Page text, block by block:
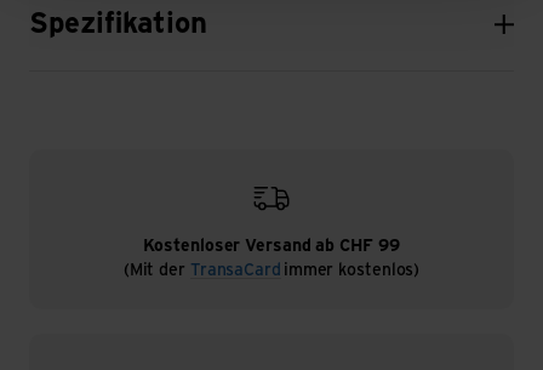
Spezifikation
Kostenloser Versand ab CHF 99
(Mit der TransaCard immer kostenlos)